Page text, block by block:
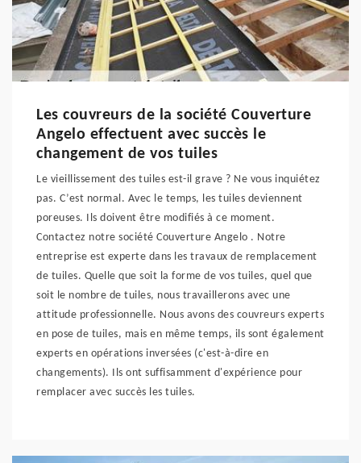
Les couvreurs de la société Couverture
Angelo effectuent avec succès le
changement de vos tuiles
Le vieillissement des tuiles est-il grave ? Ne vous inquiétez
pas. C’est normal. Avec le temps, les tuiles deviennent
poreuses. Ils doivent être modifiés à ce moment.
Contactez notre société Couverture Angelo . Notre
entreprise est experte dans les travaux de remplacement
de tuiles. Quelle que soit la forme de vos tuiles, quel que
soit le nombre de tuiles, nous travaillerons avec une
attitude professionnelle. Nous avons des couvreurs experts
en pose de tuiles, mais en même temps, ils sont également
experts en opérations inversées (c'est-à-dire en
changements). Ils ont suffisamment d'expérience pour
remplacer avec succès les tuiles.